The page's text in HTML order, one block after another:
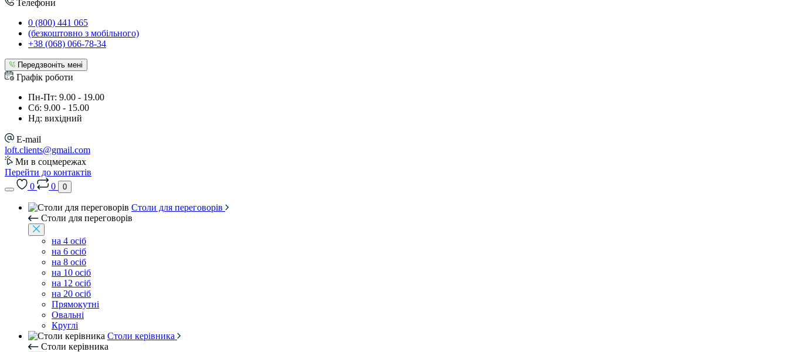
Телефони
0 (800) 441 065
(безкоштовно з мобільного)
+38 (068) 066-78-34
Передзвоніть мені
Графік роботи
Пн-Пт: 9.00 - 19.00
Сб: 9.00 - 15.00
Нд: вихідний
E-mail
loft.clients@gmail.com
Ми в соцмережах
Перейти до контактів
0
0 0
Столи для переговорів
Столи для переговорів
на 4 осіб
на 6 осіб
на 8 осіб
на 10 осіб
на 12 осіб
на 20 осіб
Прямокутні
Овальні
Круглі
Столи керівника
Столи керівника